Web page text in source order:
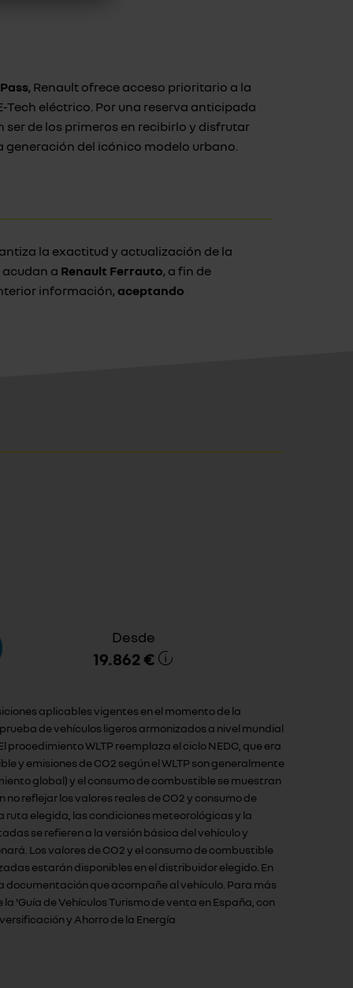
, Renault ofrece acceso prioritario a la
Tech eléctrico. Por una reserva anticipada
ser de los primeros en recibirlo y disfrutar
generación del icónico modelo urbano.
la exactitud y actualización de la
a Renault Ferrauto, a fin de
información, aceptando
Desde
19.862 €
aplicables vigentes en el momento de la
de vehículos ligeros armonizados a nivel mundial
procedimiento WLTP reemplaza el ciclo NEDC, que era
y emisiones de CO2 según el WLTP son generalmente
global) y el consumo de combustible se muestran
reflejar los valores reales de CO2 y consumo de
ruta elegida, las condiciones meteorológicas y la
se refieren a la versión básica del vehículo y
Los valores de CO2 y el consumo de combustible
estarán disponibles en el distribuidor elegido. En
documentación que acompañe al vehículo. Para más
'Guía de Vehículos Turismo de venta en España, con
y Ahorro de la Energía